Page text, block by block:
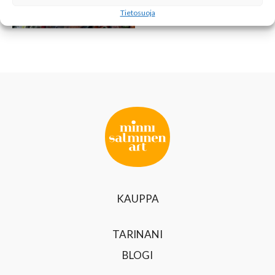
Tietosuoja
KAUPPA
TARINANI
BLOGI